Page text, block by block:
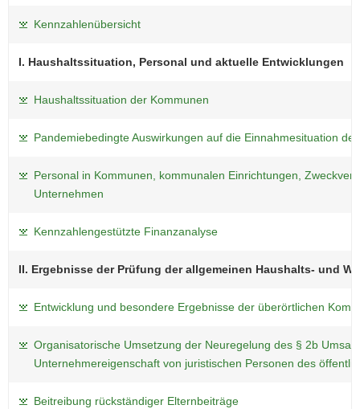
Kennzahlenübersicht
I. Haushaltssituation, Personal und aktuelle Entwicklungen
Haushaltssituation der Kommunen
Pandemiebedingte Auswirkungen auf die Einnahmesituation
Personal in Kommunen, kommunalen Einrichtungen,
Unternehmen
Kennzahlengestützte Finanzanalyse
II. Ergebnisse der Prüfung der allgemeinen Haushalts- und
Entwicklung und besondere Ergebnisse der überörtlichen
Organisatorische Umsetzung der Neuregelung des § 2b
Unternehmereigenschaft von juristischen Personen des
Beitreibung rückständiger Elternbeiträge